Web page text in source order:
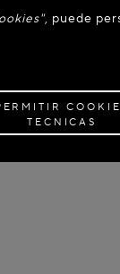
, puede
TECNICAS